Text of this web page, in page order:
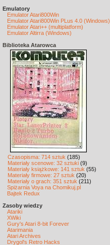
Emulatory
Emulator Atari800Win
Emulator Atari800Win PLus 4.0 (Windows)
Emulator Atari++ (multiplatform)
Emulator Altirra (Windows)
Biblioteka Atarowca
Czasopisma: 714 sztuk (185)
Materiały scenowe: 32 sztuki (9)
Materiały książkowe: 141 sztuk (55)
Materiały firmowe: 27 sztuk (20)
Materiały o grach: 351 sztuk (211)
Spiżarnia Voya na Chomikuj.pl
Bajtek Redux
Zasoby wiedzy
Atariki
XWiki
Gury's Atari 8-bit Forever
Atarimania
Atari Archives
Drygol's Retro Hacks